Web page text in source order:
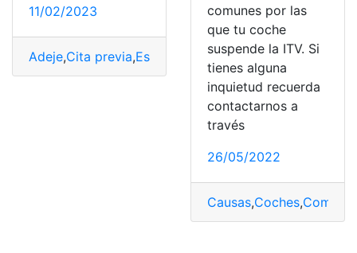
11/02/2023
Adeje,Cita previa,España Examen,ITV,Servicio
comunes por las
que tu coche
suspende la ITV. Si
tienes alguna
inquietud recuerda
contactarnos a
través
26/05/2022
Causas,Coches,